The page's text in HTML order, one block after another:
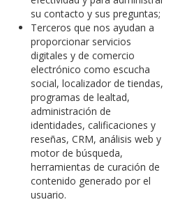
su contacto y sus preguntas;
Terceros que nos ayudan a
proporcionar servicios
digitales y de comercio
electrónico como escucha
social, localizador de tiendas,
programas de lealtad,
administración de
identidades, calificaciones y
reseñas, CRM, análisis web y
motor de búsqueda,
herramientas de curación de
contenido generado por el
usuario.